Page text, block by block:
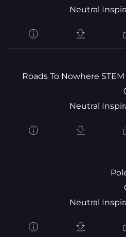
Neutral
Roads To Nowhere
Neutral
Neutral